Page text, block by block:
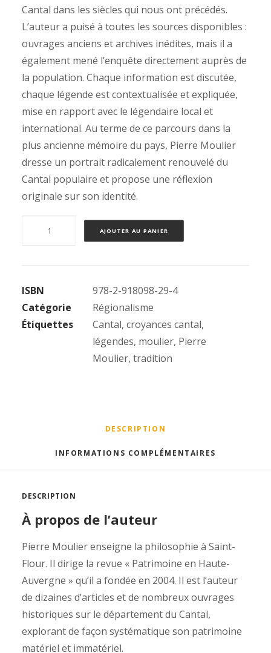
Cantal dans les siècles qui nous ont précédés.
L’auteur a puisé à toutes les sources disponibles :
ouvrages anciens et archives inédites, mais il a
également mené l’enquête directement auprès de
la population. Chaque information est discutée,
chaque légende est contextualisée et expliquée,
mise en rapport avec le légendaire local et
international. Au terme de ce parcours dans la
plus ancienne mémoire du pays, Pierre Moulier
dresse un portrait radicalement renouvelé du
Cantal populaire et propose une réflexion
originale sur son identité.
et
traditions
populaires
AJOUTER AU PANIER
ISBN
978-2-918098-29-4
Catégorie
Régionalisme
Étiquettes
Cantal, croyances cantal,
légendes, moulier, Pierre
Moulier, tradition
DESCRIPTION
INFORMATIONS COMPLÉMENTAIRES
DESCRIPTION
À propos de l’auteur
Pierre Moulier enseigne la philosophie à Saint-
Flour. Il dirige la revue « Patrimoine en Haute-
Auvergne » qu’il a fondée en 2004. Il est l’auteur
de dizaines d’articles et de nombreux ouvrages
historiques sur le département du Cantal,
explorant de façon systématique son patrimoine
matériel et immatériel.